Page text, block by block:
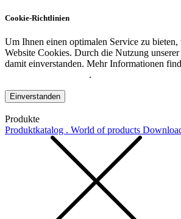
Cookie-Richtlinien
Um Ihnen einen optimalen Service zu bieten,
Website Cookies. Durch die Nutzung
damit einverstanden. Mehr Informationen
.
Einverstanden
Produkte
Produktkatalog . World of products